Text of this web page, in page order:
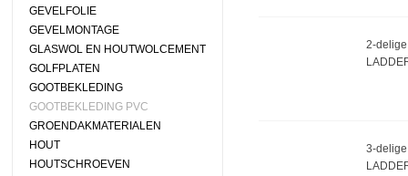
GEVELFOLIE
GEVELMONTAGE
GLASWOL EN HOUTWOLCEMENT
GOLFPLATEN
GOOTBEKLEDING
GOOTBEKLEDING PVC
GROENDAKMATERIALEN
HOUT
HOUTSCHROEVEN
2-
3-